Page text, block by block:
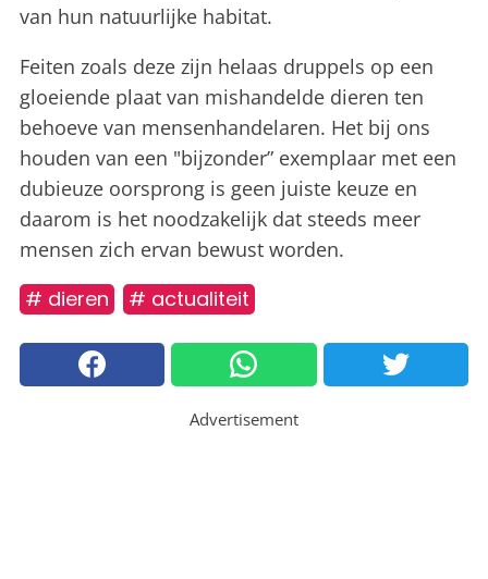
van hun natuurlijke habitat.
Feiten zoals deze zijn helaas druppels op een
gloeiende plaat van mishandelde dieren ten
behoeve van mensenhandelaren. Het bij ons
houden van een "bijzonder” exemplaar met een
dubieuze oorsprong is geen juiste keuze en
daarom is het noodzakelijk dat steeds meer
mensen zich ervan bewust worden.
# dieren # actualiteit
Advertisement